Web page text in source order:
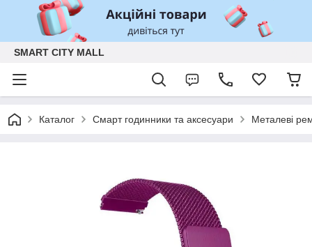
SMART CITY MALL
Каталог Смарт годинники та аксесуари Металеві